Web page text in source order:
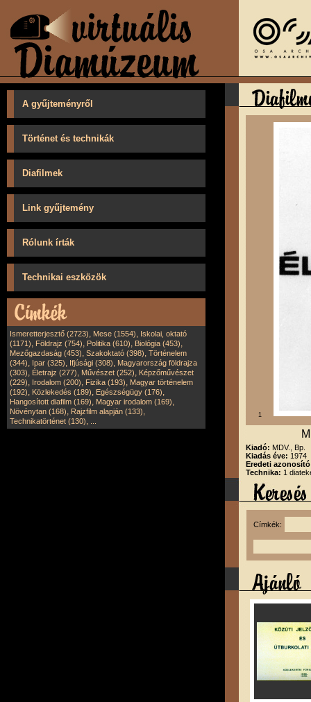
A gyűjteményről
Történet és technikák
Diafilmek
Link gyűjtemény
Rólunk írták
Technikai eszközök
Ismeretterjesztő (2723), Mese (1554), Iskolai, oktató
(1171), Földrajz (754), Politika (610), Biológia (453),
Mezőgazdaság (453), Szakoktató (398), Történelem
(344), Ipar (325), Ifjúsági (308), Magyarország földrajza
(303), Életrajz (277), Művészet (252), Képzőművészet
(229), Irodalom (200), Fizika (193), Magyar történelem
(192), Közlekedés (189), Egészségügy (176),
Hangosított diafilm (169), Magyar irodalom (169),
Növénytan (168), Rajzfilm alapján (133),
Technikatörténet (130),
1
Kiadó: MDV., Bp.
Kiadás éve: 1974
Eredeti
Technika: 1
Címkék: